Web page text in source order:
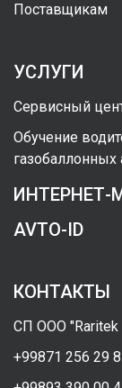
Поставщикам
УСЛУГИ
Сервисный
Обучение
ИНТЕРНЕТ-
AVTO-ID
КОНТАКТЫ
СП ООО "Raritek
+99871 256 29